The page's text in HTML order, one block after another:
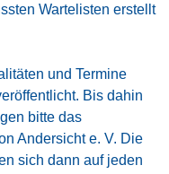
Wartelisten erstellt
und Termine
Bis dahin
bitte das
Andersicht e. V. Die
sich dann auf jeden